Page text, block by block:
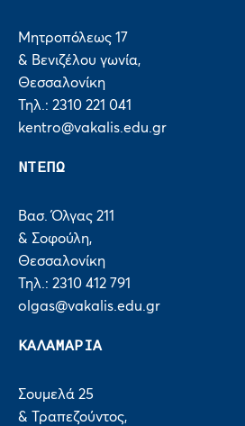
Μητροπόλεως 17
& Βενιζέλου γωνία,
Θεσσαλονίκη
Τηλ.: 2310 221 041
kentro@vakalis.edu.gr
ΝΤΕΠΩ
Βασ. Όλγας 211
& Σοφούλη,
Θεσσαλονίκη
Τηλ.: 2310 412 791
olgas@vakalis.edu.gr
ΚΑΛΑΜΑΡΙΑ
Σουμελά 25
& Τραπεζούντος,